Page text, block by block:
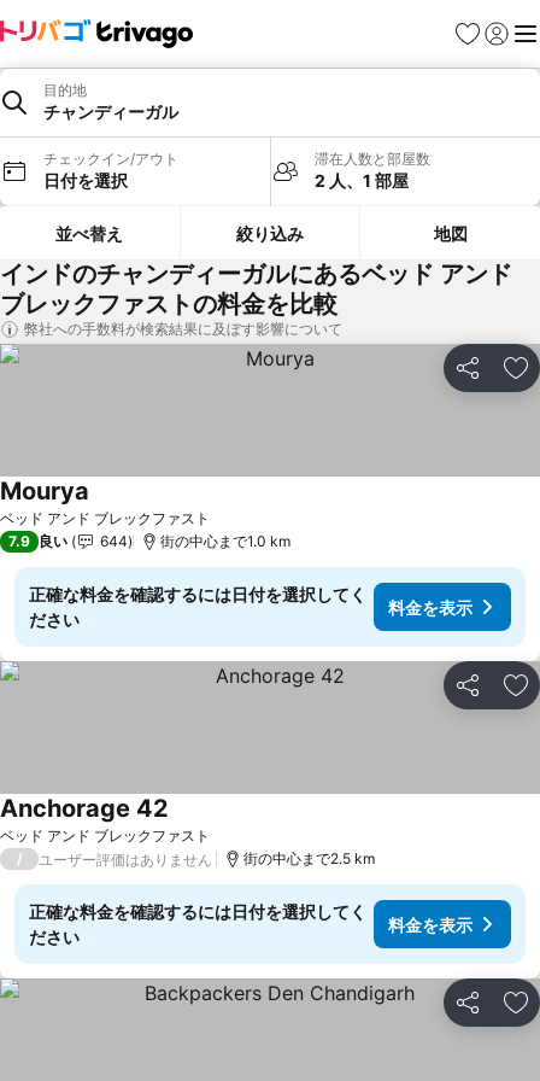
お気に入り
ログイ
メ
目的地
チャンディーガル
チェックイン/アウト
日付を選択
滞在人数と部屋数
2 人、1 部屋
並べ替え 絞り込み 地図
インドのチャンディーガルにあるベッド アンド
ブレックファストの料金を比較
弊社への手数料が検索結果に及ぼす影響について
シェア お
ベッド アンド ブレックファスト
Mourya
7.9 良い 644 街の中心まで1.0 km
正確な料金を確認するには日付を選択してく
ださい
料金を表示
シェア お
ベッド アンド ブレックファスト
Anchorage 42
/ ユーザー評価はありません 街の中心まで2.5 km
正確な料金を確認するには日付を選択してく
ださい
料金を表示
シェア お